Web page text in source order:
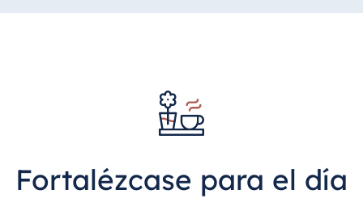
Jolie Ville Resort
Fortalézcase para el día